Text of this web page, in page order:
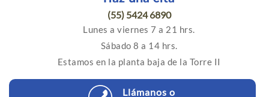
(55) 5424 6890
Lunes a viernes 7 a 21 hrs.
Sábado 8 a 14 hrs.
Estamos en la planta baja de la Torre II
Llámanos o